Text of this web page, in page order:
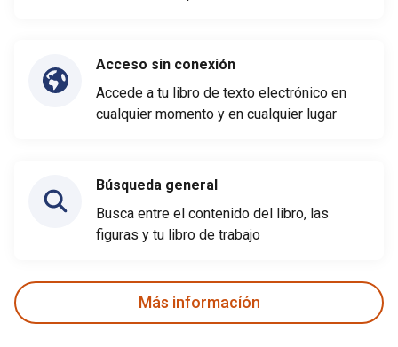
Acceso sin conexión
Accede a tu libro de texto electrónico en
cualquier momento y en cualquier lugar
Búsqueda general
Busca entre el contenido del libro, las
figuras y tu libro de trabajo
Más informacíón